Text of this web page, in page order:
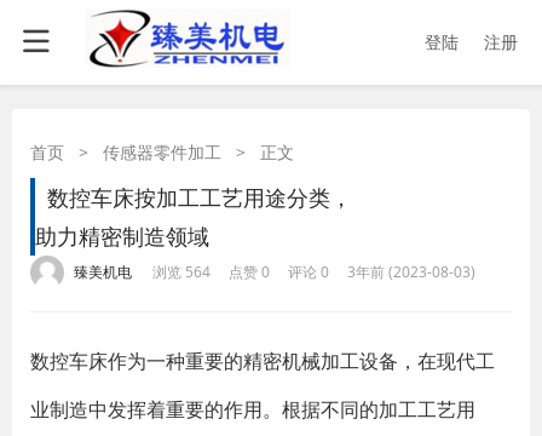
登陆 注册
首页 > 传感器零件加工 > 正文
数控车床按加工工艺用途分类，
助力精密制造领域
臻美机电 浏览 564 点赞 0 评论 0 3年前 (2023-08-03)
数控车床作为一种重要的精密机械加工设备，在现代工
业制造中发挥着重要的作用。根据不同的加工工艺用